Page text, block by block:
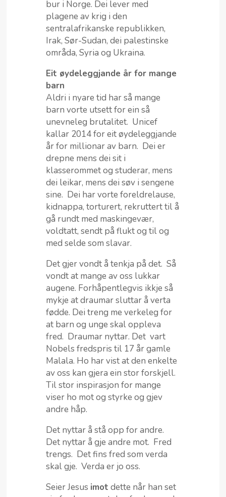
bur i Norge. Dei lever med
plagene av krig i den
sentralafrikanske republikken,
Irak, Sør-Sudan, dei palestinske
områda, Syria og Ukraina.
Eit øydeleggjande år for mange
barn
Aldri i nyare tid har så mange
barn vorte utsett for ein så
unevneleg brutalitet. Unicef
kallar 2014 for eit øydeleggjande
år for millionar av barn. Dei er
drepne mens dei sit i
klasserommet og studerar, mens
dei leikar, mens dei søv i sengene
sine. Dei har vorte foreldrelause,
kidnappa, torturert, rekruttert til å
gå rundt med maskingevær,
voldtatt, sendt på flukt og til og
med selde som slavar.
Det gjer vondt å tenkja på det. Så
vondt at mange av oss lukkar
augene. Forhåpentlegvis ikkje så
mykje at draumar sluttar å verta
fødde. Dei treng me verkeleg for
at barn og unge skal oppleva
fred. Draumar nyttar. Det vart
Nobels fredspris til 17 år gamle
Malala. Ho har vist at den enkelte
av oss kan gjera ein stor forskjell.
Til stor inspirasjon for mange
viser ho mot og styrke og gjev
andre håp.
Det nyttar å stå opp for andre.
Det nyttar å gje andre mot. Fred
trengs. Det fins fred som verda
skal gje. Verda er jo oss.
Seier Jesus imot dette når han set